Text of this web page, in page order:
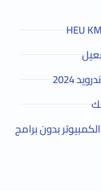
2024
بدون برامج